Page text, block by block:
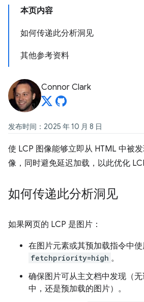
本页内容
如何传递此分析洞见
其他参考资料
Connor Clark
发布时间：2025 年 10 月 8 日
使 LCP 图像能够立即从 HTML 中被
像，同时避免延迟加载，以此优化
如何传递此分析洞见
如果网页的 LCP 是图片：
在图片元素或其预加载指令中使
fetchpriority=high 。
确保图片可从主文档中发现（
中，还是预加载的图片）。